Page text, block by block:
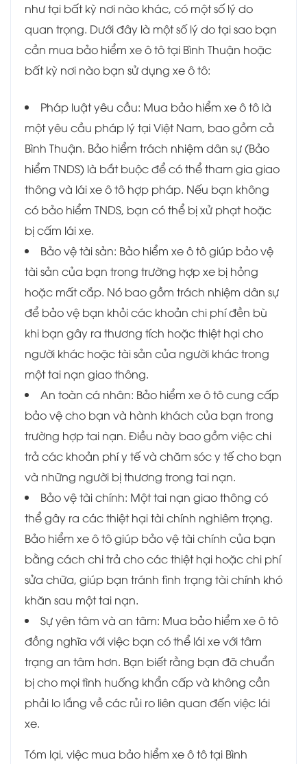
như tại bất kỳ nơi nào khác, có một số lý do
quan trọng. Dưới đây là một số lý do tại sao bạn
cần mua bảo hiểm xe ô tô tại Bình Thuận hoặc
bất kỳ nơi nào bạn sử dụng xe ô tô:
Pháp luật yêu cầu: Mua bảo hiểm xe ô tô là
một yêu cầu pháp lý tại Việt Nam, bao gồm cả
Bình Thuận. Bảo hiểm trách nhiệm dân sự (Bảo
hiểm TNDS) là bắt buộc để có thể tham gia giao
thông và lái xe ô tô hợp pháp. Nếu bạn không
có bảo hiểm TNDS, bạn có thể bị xử phạt hoặc
bị cấm lái xe.
Bảo vệ tài sản: Bảo hiểm xe ô tô giúp bảo vệ
tài sản của bạn trong trường hợp xe bị hỏng
hoặc mất cắp. Nó bao gồm trách nhiệm dân sự
để bảo vệ bạn khỏi các khoản chi phí đền bù
khi bạn gây ra thương tích hoặc thiệt hại cho
người khác hoặc tài sản của người khác trong
một tai nạn giao thông.
An toàn cá nhân: Bảo hiểm xe ô tô cung cấp
bảo vệ cho bạn và hành khách của bạn trong
trường hợp tai nạn. Điều này bao gồm việc chi
trả các khoản phí y tế và chăm sóc y tế cho bạn
và những người bị thương trong tai nạn.
Bảo vệ tài chính: Một tai nạn giao thông có
thể gây ra các thiệt hại tài chính nghiêm trọng.
Bảo hiểm xe ô tô giúp bảo vệ tài chính của bạn
bằng cách chi trả cho các thiệt hại hoặc chi phí
sửa chữa, giúp bạn tránh tình trạng tài chính khó
khăn sau một tai nạn.
Sự yên tâm và an tâm: Mua bảo hiểm xe ô tô
đồng nghĩa với việc bạn có thể lái xe với tâm
trạng an tâm hơn. Bạn biết rằng bạn đã chuẩn
bị cho mọi tình huống khẩn cấp và không cần
phải lo lắng về các rủi ro liên quan đến việc lái
xe.
Tóm lại, việc mua bảo hiểm xe ô tô tại Bình